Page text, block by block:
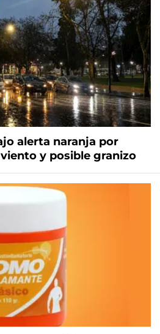
alerta naranja por
y posible granizo